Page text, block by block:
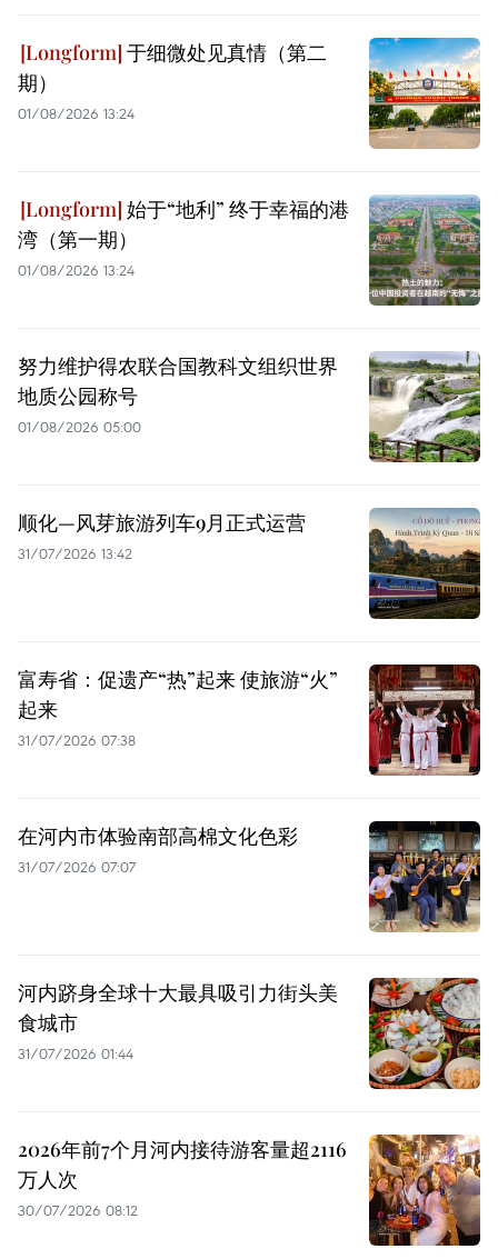
于细微处见真情（第二
期）
01/08/2026 13:24
始于“地利” 终于幸福的港
湾（第一期）
01/08/2026 13:24
努力维护得农联合国教科文组织世界
地质公园称号
01/08/2026 05:00
顺化—风芽旅游列车9月正式运营
31/07/2026 13:42
富寿省：促遗产“热”起来 使旅游“火”
起来
31/07/2026 07:38
在河内市体验南部高棉文化色彩
31/07/2026 07:07
河内跻身全球十大最具吸引力街头美
食城市
31/07/2026 01:44
2026年前7个月河内接待游客量超2116
万人次
30/07/2026 08:12